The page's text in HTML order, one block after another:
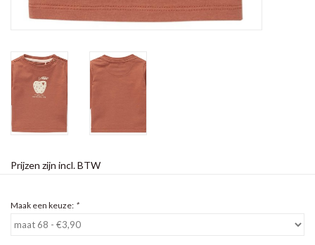
Prijzen zijn incl. BTW
Maak een keuze: *